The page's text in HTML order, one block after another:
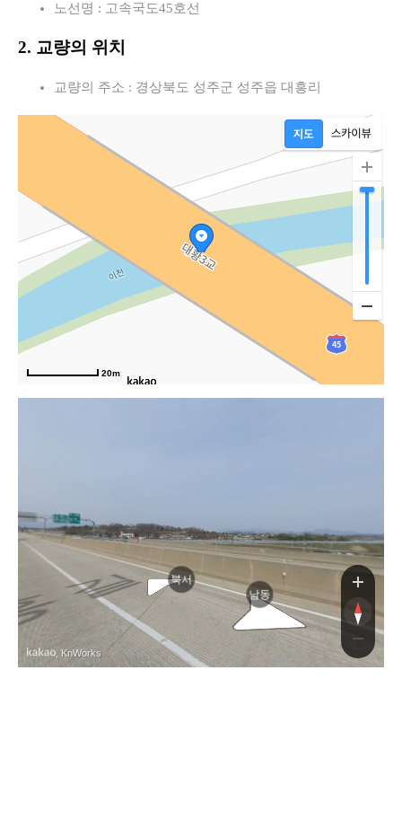
노선명 : 고속국도45호선
2. 교량의 위치
교량의 주소 : 경상북도 성주군 성주읍 대흥리
20m
중부내
북서
남동
, KnWorks